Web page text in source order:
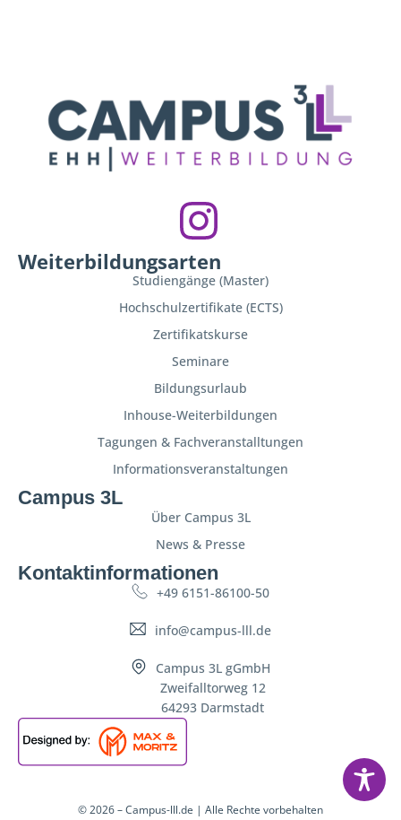
Weiterbildungsarten
Studiengänge (Master)
Hochschulzertifikate (ECTS)
Zertifikatskurse
Seminare
Bildungsurlaub
Inhouse-Weiterbildungen
Tagungen & Fachveranstalltungen
Informationsveranstaltungen
Campus 3L
Über Campus 3L
News & Presse
Kontaktinformationen
+49 6151-86100-50
info@campus-lll.de
Campus 3L gGmbH
Zweifalltorweg 12
64293 Darmstadt
© 2026 – Campus-lll.de | Alle Rechte vorbehalten